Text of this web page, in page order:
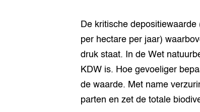
De kritische
per hectare per jaar)
druk staat. In de Wet
KDW is. Hoe gevoeliger
de waarde. Met name
parten en zet de totale